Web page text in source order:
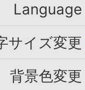
Language
サイズ変更
背景色変更